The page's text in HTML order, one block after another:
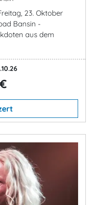
23. Oktober
Bansin -
aus dem